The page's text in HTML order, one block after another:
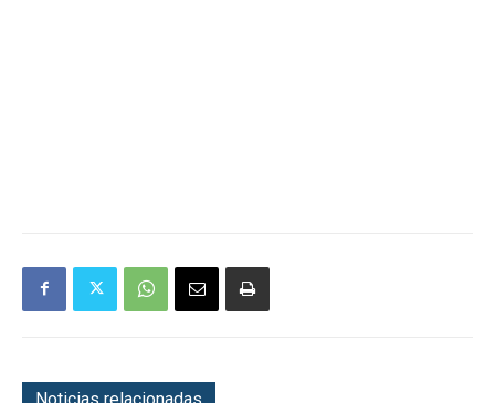
Noticias relacionadas